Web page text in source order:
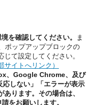
を確認してください。
ま
ポップアップブロックの
て設定してください。
イトへリンク）
、Google Chrome、及び
しない」「エラーが表示
ります。その場合は、
をお願いします。